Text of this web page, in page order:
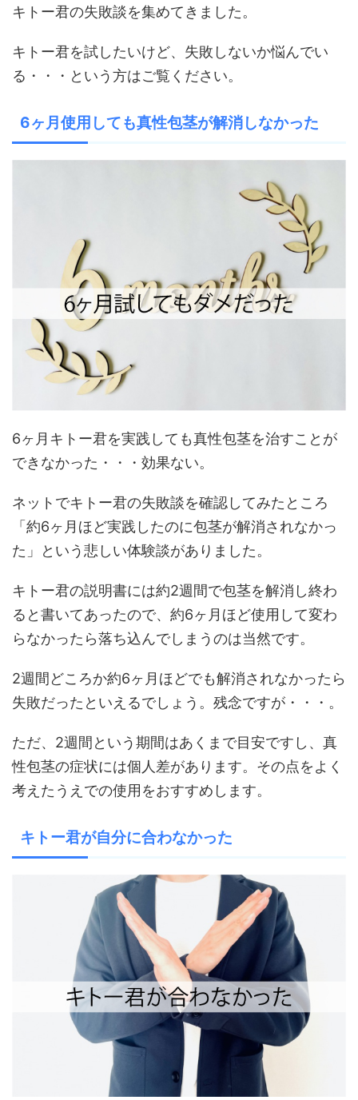
キトー君の失敗談を集めてきました。
キトー君を試したいけど、失敗しないか悩んでい
る・・・という方はご覧ください。
6ヶ月 使用しても真性包茎が解消しなかった
6ヶ月キトー君を実践しても真性包茎を治すことが
できなかった・・・効果ない。
ネットでキトー君の失敗談を確認してみたところ
「約6ヶ月ほど実践したのに包茎が解消されなかっ
た」という悲しい体験談がありました。
キトー君の説明書には約2週間で包茎を解消し終わ
ると書いてあったので、 約6ヶ月ほど使用して変わ
らなかったら落ち込んでしまうのは当然です。
2週間どころか約6ヶ月ほどでも解消されなかったら
失敗だったといえるでしょう。残念ですが・・・。
ただ、 2週間という期間はあくまで目安ですし、 真
性包茎の症状には個人差があります。その点をよく
考えたうえでの使用をおすすめします。
キトー君が自分に合わなかった